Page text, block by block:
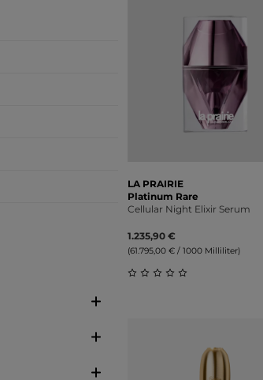
LA PRAIRIE
Platinum Rare
Cellular Night Elixir Serum
1.235,90 €
(61.795,00 € / 1000 Milliliter)